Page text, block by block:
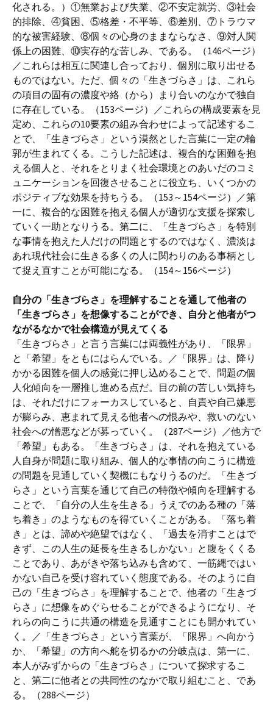
化される。）①無業および失業、②不安定就労、③社会
的排除、④貧困、⑤格差・不平等、⑥差別、⑦トラウマ
的な被害経験、⑧個々の心身のままならなさ、⑨対人関
係上の困難、⑩実存的な苦しみ、である。（146ページ）
／これらは相互に関連し合っており、個別に取り出せる
ものではない。ただ、個々の「生きづらさ」は、これら
の項目の固有の濃度や絡（から）まり合いのなかで独自
に存在している。（153ページ）／これらの構成要素を見
定め、これらの10要素の組み合わせによって記述するこ
とで、「生きづらさ」という漠然とした言葉に一定の輪
郭が生まれてくる。こうした記述は、複合的な困難を抱
える個人と、それをとりまく社会環境とのあいだのコミ
ュニケーションを回復させることに役立ち、いくつかの
ポジティブな効果を持ちうる。（153～154ページ）／第
一に、複合的な困難を抱える個人が適切な支援を探索し
ていく一助となりうる。第二に、「生きづらさ」を特別
な事情を抱えた人だけの問題とするのではなく、濃淡は
あれ現代社会に生きる多くの人に関わりのある事柄とし
て捉え直すことが可能になる。（154～156ページ）
自分の「生きづらさ」を理解することを通して他者の
「生きづらさ」を想像することができ、自分と他者がつ
ながるなかで社会構造が見えてくる
「生きづらさ」と言う言葉には両義性があり、「限界」
と「希望」をともにはらんでいる。／「限界」は、降り
かかる困難を個人の感覚に押し込めることで、問題の個
人化傾向を一層推し進める点だ。目の前の苦しい気持ち
は、それだけにフォーカスしていると、自責や自己嫌悪
が膨らみ、恵まれて見える他者への恨みや、救いのない
社会への憎悪などが募っていく。（287ページ）／他方で
「希望」もある。「生きづらさ」は、それを抱えている
人自身が問題に取り組み、個人的な事情の向こうに構造
の問題を見通していく契機にもなりうるのだ。「生きづ
らさ」という言葉を通じて自己の特徴や傾向を理解する
ことで、「自分の人生を生きる」うえでのある種の「落
ち着き」のようなものを得ていくことがある。「落ち着
き」とは、諦めや絶望ではなく、「過去を消すことはで
きず、この人生の延長を生きるしかない」と腹をくくる
ことであり、あがきや落ち込みも含めて、一筋縄ではい
かない自己を受け容れていく態度である。そのように自
己の「生きづらさ」を理解することで、他者の「生きづ
らさ」に想像をめぐらせることができるようになり、そ
れらの向こうに共通の構造を見通すことにも開かれてい
く。／「生きづらさ」という言葉が、「限界」へ向かう
か、「希望」の方向へ舵を切るかの分岐点は、第一に、
本人がみずからの「生きづらさ」について探求するこ
と、第二に他者との共同性のなかで取り組むこと、であ
る。（288ページ）